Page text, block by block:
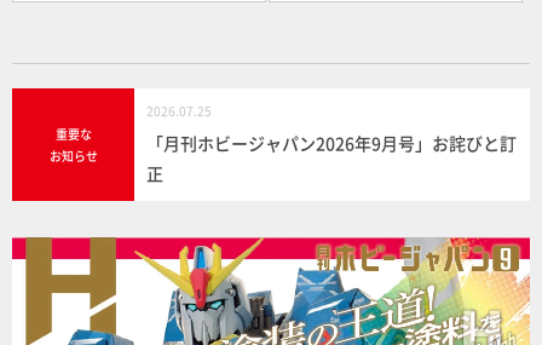
重要な
お知らせ
2026.07.25
「月刊ホビージャパン2026年9月号」お詫びと訂
正